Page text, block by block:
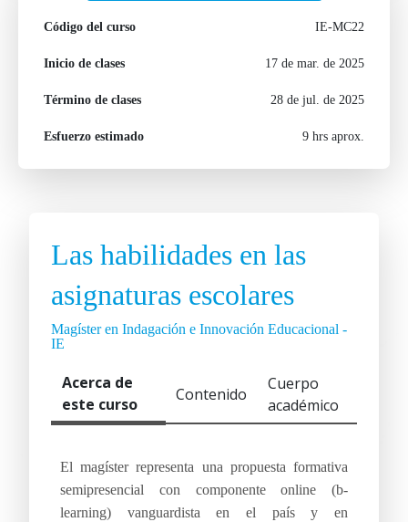
Código del curso IE-MC22
Inicio de clases 17 de mar. de 2025
Término de clases 28 de jul. de 2025
Esfuerzo estimado 9 hrs aprox.
Las habilidades en las
asignaturas escolares
Magíster en Indagación e Innovación Educacional -
IE
Acerca de
este curso
Contenido
Cuerpo
académico
El magíster representa una propuesta formativa
semipresencial con componente online (b-
learning) vanguardista en el país y en